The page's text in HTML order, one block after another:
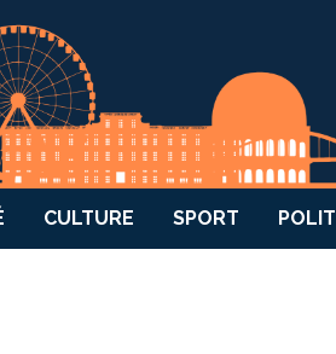
CULTURE SPORT